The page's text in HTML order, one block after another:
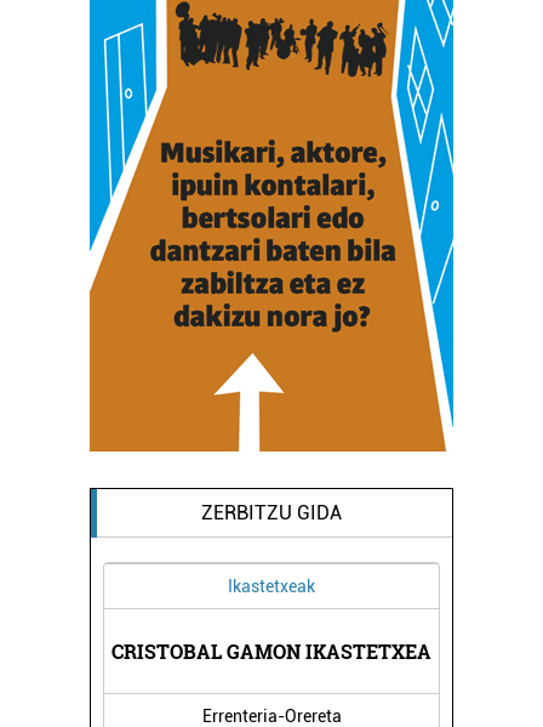
ZERBITZU GIDA
Ikastetxeak
CRISTOBAL GAMON IKASTETXEA
Errenteria-Orereta